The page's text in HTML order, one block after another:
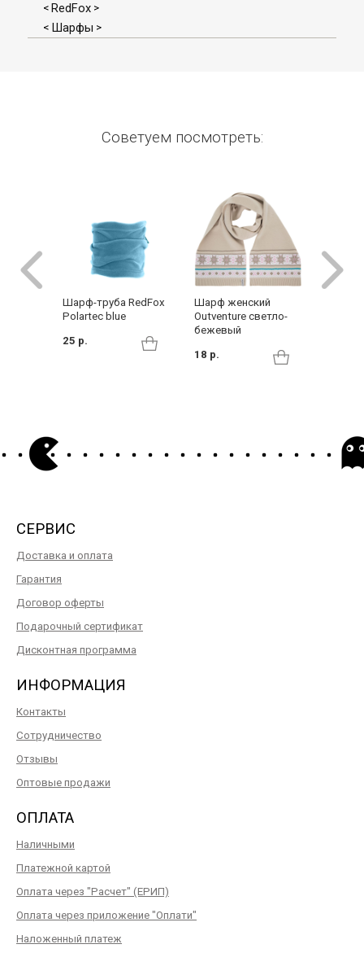
< RedFox>
< Шарфы >
Советуем посмотреть:
Шарф-труба RedFox
Polartec blue
25 р.
Шарф женский
Outventure светло-
бежевый
18 р.
СЕРВИС
Доставка и оплата
Гарантия
Договор оферты
Подарочный сертификат
Дисконтная программа
ИНФОРМАЦИЯ
Контакты
Сотрудничество
Отзывы
Оптовые продажи
ОПЛАТА
Наличными
Платежной картой
Оплата через "Расчет" (ЕРИП)
Оплата через приложение "Оплати"
Наложенный платеж